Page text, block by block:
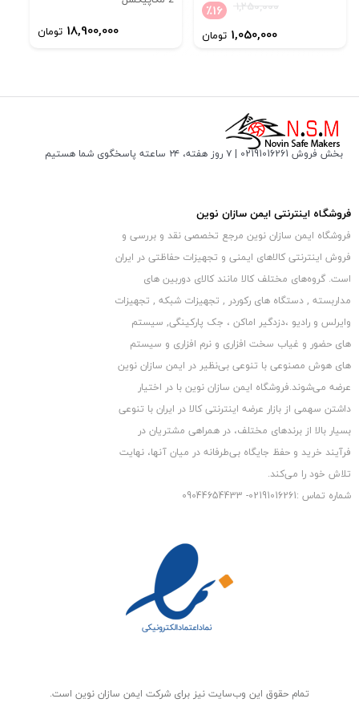
ایمن سازان نوین (بزرگترین فروشگاه آنلاین سیستم های
امنیتی در ایران) برای بررسی دوربین مداربسته
دوربین مداربسته داهوا مدل DH-HAC-HFW1400SP
بدنه نچندان بزرگی
دارد که به پایه مفصلی متصل شده است
و علی رغم ابعاد کوچک آن به لحاظ ضخامت جزو بهترین پایه های
۷۱٫۶×۷۰×۱۶۴٫۷ میلی متر طراحی شده
کیفیت تصویر
اینچی CMOS استفاده شده است
هر دو سیگنال ویدئویی ۵۰ هرتز با
سرعت ۲۵ فریم و ۶۰ هرتز با سرعت ۳۰ فریم بر ثانیه فشرده و ذخیره
٪16 1,250,000
1,050,000 تومان 18,900,000 تومان
بخش فروش 02191016261 | ۷ روز هفته، ۲۴ ساعته پاسخگوی شما هستیم
فروشگاه اینترنتی ایمن سازان نوین
فروشگاه ایمن سازان نوین مرجع تخصصی نقد و بررسی و
فروش اینترنتی کالاهای ایمنی و تجهیزات حفاظتی در ایران
است. گروه‏‏‌های مختلف کالا مانند کالای دوربین های
مداربسته , دستگاه های رکوردر , تجهیزات شبکه , تجهیزات
وایرلس و رادیو ،دزدگیر اماکن ، جک پارکینگی, سیستم
های حضور و غیاب سخت افزاری و نرم افزاری و سیستم
های هوش مصنوعی با تنوعی بی‌نظیر در ایمن سازان نوین
عرضه می‏‏‏‌شوند.فروشگاه ایمن سازان نوین با در اختیار
داشتن سهمی از بازار عرضه اینترنتی کالا در ایران با تنوعی
بسیار بالا از برندهای مختلف، در همراهی مشتریان در
فرآیند خرید و حفظ جایگاه بی‏‏‏‌طرفانه در میان آنها، نهایت
تلاش خود را می‌‏‏کند.
شماره تماس :02191016261- 09044654433
تمام حقوق اين وب‌سايت نیز برای شرکت ایمن سازان نوین است.